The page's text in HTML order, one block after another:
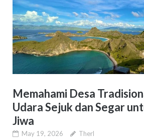
Memahami Desa
Udara Sejuk dan Segar
Jiwa
May 19, 2026 Therl